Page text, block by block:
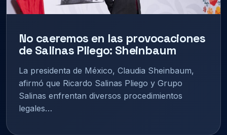
No caeremos en las provocaciones
de Salinas Pliego: Sheinbaum
La presidenta de México, Claudia Sheinbaum,
afirmó que Ricardo Salinas Pliego y Grupo
Salinas enfrentan diversos procedimientos
legales…